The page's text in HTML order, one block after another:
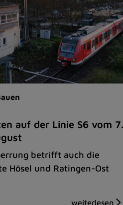
auf der Linie S6 vom 7.
betrifft auch die
Hösel und Ratingen-Ost